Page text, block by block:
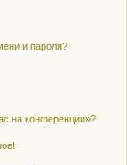
и пароля?
на конференции»?